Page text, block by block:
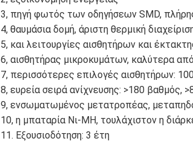
3, πηγή φωτός των οδηγήσεων SMD,
4, θαυμάσια δομή, άριστη θερμική
5, και λειτουργίες αισθητήρων και
6, αισθητήρας μικροκυμάτων, καλύτερα
7, περισσότερες επιλογές αισθητήρων:
8, ευρεία σειρά ανίχνευσης: >180 βαθμός,
9, ενσωματωμένος μετατροπέας,
10, η μπαταρία Νι-MH, τουλάχιστον η
11. Εξουσιοδότηση: 3 έτη